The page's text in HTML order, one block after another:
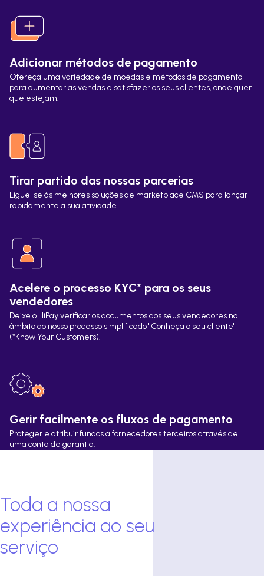
Adicionar métodos de pagamento
Ofereça uma variedade de moedas e métodos de pagamento
para aumentar as vendas e satisfazer os seus clientes, onde quer
que estejam.
Tirar partido das nossas parcerias
Ligue-se às melhores soluções de marketplace CMS para lançar
rapidamente a sua atividade.
Acelere o processo KYC* para os seus
vendedores
Deixe o HiPay verificar os documentos dos seus vendedores no
âmbito do nosso processo simplificado "Conheça o seu cliente"
(*Know Your Customers).
Gerir facilmente os fluxos de pagamento
Proteger e atribuir fundos a fornecedores terceiros através de
uma conta de garantia.
Toda a nossa
experiência ao seu
serviço